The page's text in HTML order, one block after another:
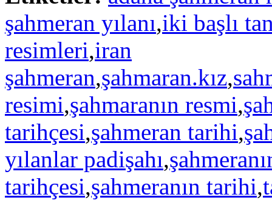
şahmeran yılanı,iki başlı
resimleri,iran
şahmeran,şahmaran.kız,
resimi,şahmaranın resmi,
tarihçesi,şahmeran tarihi,
yılanlar padişahı,
tarihçesi,şahmeranın tarihi,